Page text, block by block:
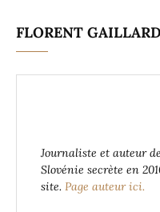
FLORENT
Journaliste et auteur
Slovénie secrète en
site. Page auteur ici.